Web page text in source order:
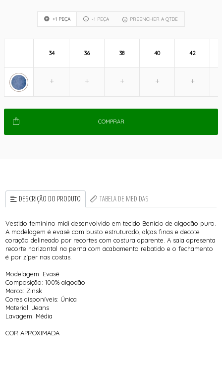
+1 PEÇA -1 PEÇA PREENCHER A QTDE
34 36 38 40 42
COMPRAR
DESCRIÇÃO DO PRODUTO TABELA DE MEDIDAS
Vestido feminino midi desenvolvido em tecido Benicio de algodão puro.
A modelagem é evasê com busto estruturado, alças finas e decote
coração delineado por recortes com costura aparente. A saia apresenta
recorte horizontal na perna com acabamento rebatido e o fechamento
é por zíper nas costas.
Modelagem: Evasê
Composição: 100% algodão
Marca: Zinsk
Cores disponíveis: Única
Material: Jeans
Lavagem: Média
COR APROXIMADA